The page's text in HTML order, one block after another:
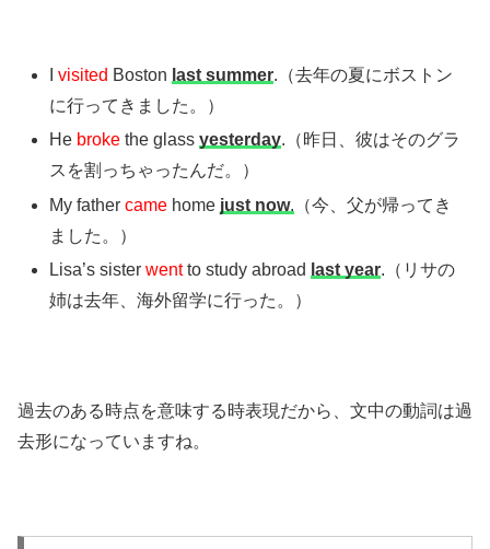
Ivisited Boston last summer.（去年の夏にボストン
に行ってきました。）
He broke the glassyesterday.（昨日、彼はそのグラ
スを割っちゃったんだ。）
My fathercame home just now. （今、父が帰ってき
ました。）
Lisa’s sister wentto study abroad last year.（リサの
姉は去年、海外留学に行った。）
過去のある時点を意味する時表現だから、文中の動詞は過
去形になっていますね。